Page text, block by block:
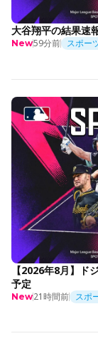
大谷翔平の結果速
New59分前 スポー
【2026年8月】
予定
New21時間前 スポ